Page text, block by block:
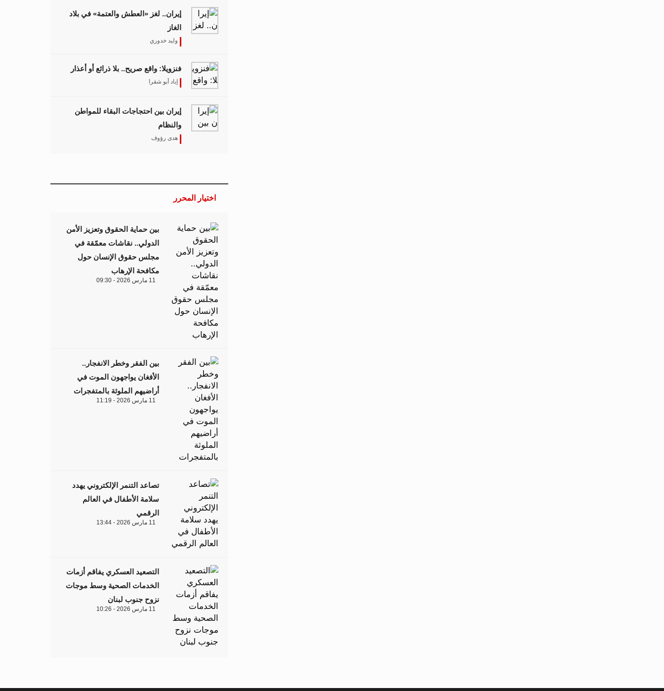
إيران.. لغز «العطش والعتمة» في بلاد
الغاز
وليد خدوري
فنزويلا: واقع صريح.. بلا ذرائع أو أعذار
إياد أبو شقرا
إيران بين احتجاجات البقاء للمواطن
والنظام
هدى رؤوف
اختيار المحرر
بين حماية الحقوق وتعزيز الأمن
الدولي.. نقاشات معمّقة في
مجلس حقوق الإنسان حول
مكافحة الإرهاب
11 مارس 2026 - 09:30
بين الفقر وخطر الانفجار..
الأفغان يواجهون الموت في
أراضيهم الملوثة بالمتفجرات
11 مارس 2026 - 11:19
تصاعد التنمر الإلكتروني يهدد
سلامة الأطفال في العالم
الرقمي
11 مارس 2026 - 13:44
التصعيد العسكري يفاقم أزمات
الخدمات الصحية وسط موجات
نزوح جنوب لبنان
11 مارس 2026 - 10:26